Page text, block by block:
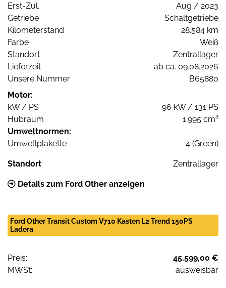
Erst-Zul.
Aug / 2023
Getriebe
Schaltgetriebe
Kilometerstand
28.584 km
Farbe
Weiß
Standort
Zentrallager
Lieferzeit
ab ca. 09.08.2026
Unsere Nummer
B65880
Motor:
kW / PS
96 kW / 131 PS
Hubraum
1.995 cm³
Umweltnormen:
Umweltplakette
4 (Green)
Standort Zentrallager
Details zum Ford Other anzeigen
Ford Other Transit Custom V710 Kasten L2 Trend 150PS
Ladera
Preis:
45.599,00 €
MWSt:
ausweisbar